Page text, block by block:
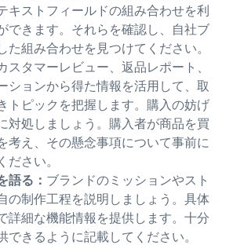
キストフィールドの組み合わせを利
できます。それらを確認し、自社ブ
た組み合わせを見つけてください。
スタマーレビュー、返品レポート、
ションから得た情報を活用して、取
トピックを把握します。購入の妨げ
対処しましょう。購入者が商品を買
考え、その懸念事項について事前に
ださい。
語る： ブランドのミッションやスト
の制作工程を説明しましょう。具体
詳細な機能情報を提供します。十分
できるように記載してください。